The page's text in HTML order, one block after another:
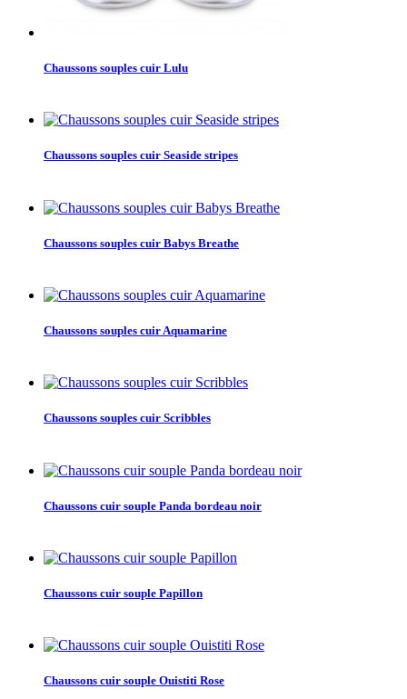
Chaussons souples cuir Lulu
Chaussons souples cuir Seaside stripes
Chaussons souples cuir Babys Breathe
Chaussons souples cuir Aquamarine
Chaussons souples cuir Scribbles
Chaussons cuir souple Panda bordeau noir
Chaussons cuir souple Papillon
Chaussons cuir souple Ouistiti Rose